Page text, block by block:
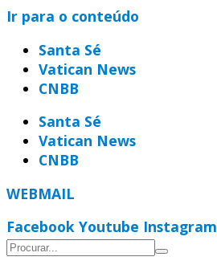
Ir para o conteúdo
Santa Sé
Vatican News
CNBB
Santa Sé
Vatican News
CNBB
WEBMAIL
Facebook Youtube Instagram